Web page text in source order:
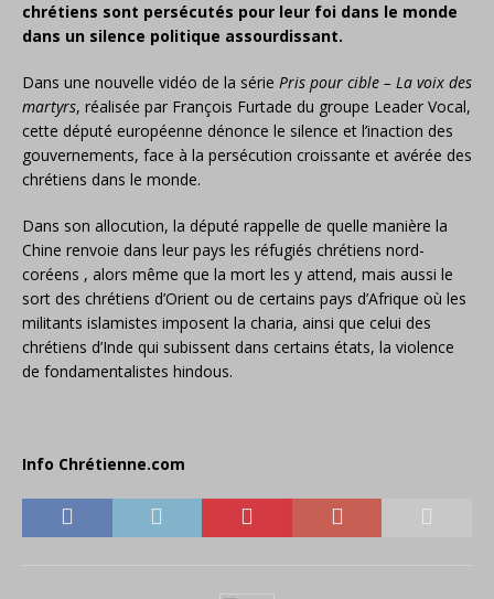
chrétiens sont persécutés pour leur foi dans le monde
dans un silence politique assourdissant.
Dans une nouvelle vidéo de la série Pris pour cible – La voix des
martyrs, réalisée par François Furtade du groupe Leader Vocal,
cette député européenne dénonce le silence et l’inaction des
gouvernements, face à la persécution croissante et avérée des
chrétiens dans le monde.
Dans son allocution, la député rappelle de quelle manière la
Chine renvoie dans leur pays les réfugiés chrétiens nord-
coréens , alors même que la mort les y attend, mais aussi le
sort des chrétiens d’Orient ou de certains pays d’Afrique où les
militants islamistes imposent la charia, ainsi que celui des
chrétiens d’Inde qui subissent dans certains états, la violence
de fondamentalistes hindous.
Info Chrétienne.com